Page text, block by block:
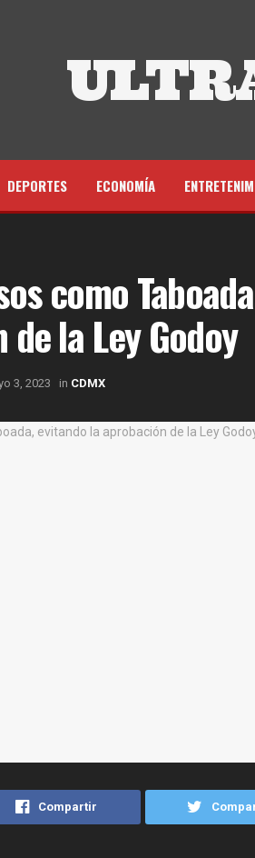
DEPORTES ECONOMÍA
como
la Ley Godoy
3, 2023 in CDMX
Compartir